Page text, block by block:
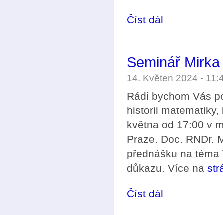
Číst dál
Seminář
14. Květen 2024 -
Rádi bychom Vás
historii
května od 17:00 v
Praze. Doc. RNDr.
přednášku na
důkazu. Více na
Číst dál